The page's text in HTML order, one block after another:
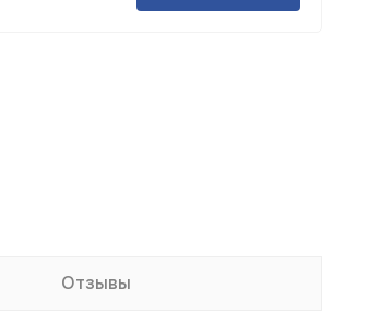
Отзывы